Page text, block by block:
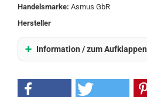
Handelsmarke: Asmus GbR
Hersteller
Information / zum Aufklappen